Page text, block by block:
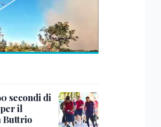
secondi di
il
Buttrio